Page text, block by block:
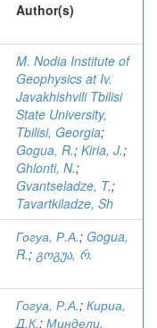
Author(s)
M. Nodia Institute of
Geophysics at Iv.
Javakhishvili Tbilisi
State University,
Tbilisi, Georgia;
Gogua, R.; Kiria, J.;
Ghlonti, N.;
Gvantseladze, T.;
Tavartkiladze, Sh
Гогуа, Р.А.; Gogua,
R.; გოგუა, რ.
Гогуа, Р.А.; Кириа,
Д.К.; Миндели,